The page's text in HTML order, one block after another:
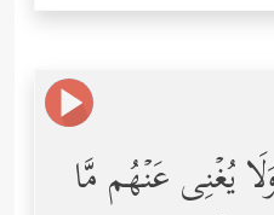
یُغۡنِی عَنۡهُم مَّا